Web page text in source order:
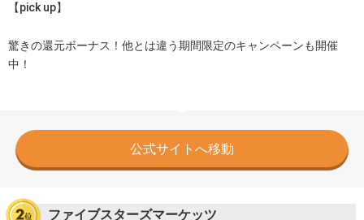
【pick up】
驚きの還元ボーナス！他とは違う期間限定のキャンペーンも開催
中！
公式サイトへ移動
ファイブスターズマーケッツ